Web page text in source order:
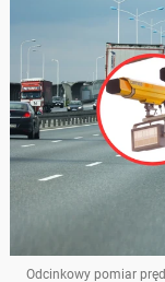
Odcinkowy pomiar